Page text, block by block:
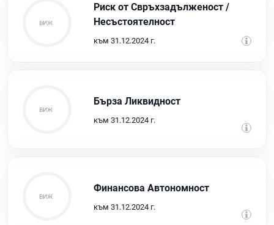
Риск от Свръхзадълженост /
Несъстоятелност
към 31.12.2024 г.
Бърза Ликвидност
към 31.12.2024 г.
Финансова Автономност
към 31.12.2024 г.